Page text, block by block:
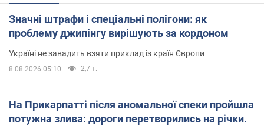
Значні штрафи і спеціальні полігони: як
проблему джипінгу вирішують за кордоном
Україні не завадить взяти приклад із країн Європи
8.08.2026 05:10 2,7 т.
На Прикарпатті після аномальної спеки пройшла
потужна злива: дороги перетворились на річки.